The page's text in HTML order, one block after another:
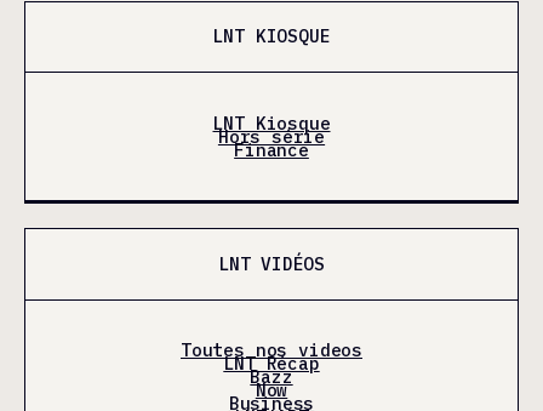
LNT KIOSQUE
LNT Kiosque
Hors série
Finance
LNT VIDÉOS
Toutes nos videos
LNT Récap
Bazz
Now
Business